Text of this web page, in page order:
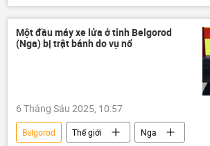
Nga
IL-76
Chiến dịch quân sự đặc biệt tại Ukraina
tù binh
Cuộc khủng hoảng ở Ukraina
Ủy ban Điều tra của Nga
Một đầu máy xe lửa ở tỉnh Belgorod
(Nga) bị trật bánh do vụ nổ
6 Tháng Sáu 2025, 10:57
Belgorod Thế giới
Nga